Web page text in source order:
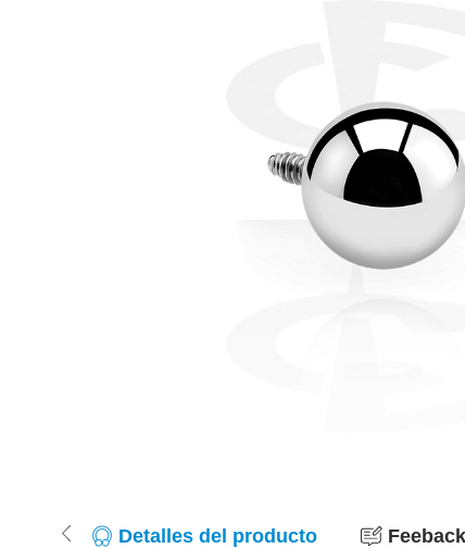
Detalles del producto